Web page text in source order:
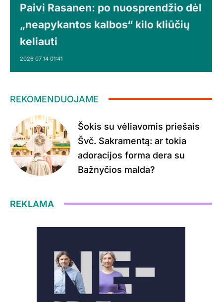
Paivi Rasanen: po nuosprendžio dėl
„neapykantos kalbos“ kilo kliūčių
keliauti
2026 07 14 01:41
REKOMENDUOJAME
Šokis su vėliavomis priešais
Švč. Sakramentą: ar tokia
adoracijos forma dera su
Bažnyčios malda?
REKLAMA